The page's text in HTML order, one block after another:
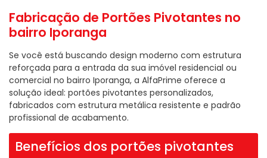
Fabricação de Portões Pivotantes no
bairro Iporanga
Se você está buscando design moderno com estrutura
reforçada para a entrada da sua imóvel residencial ou
comercial no bairro Iporanga, a AlfaPrime oferece a
solução ideal: portões pivotantes personalizados,
fabricados com estrutura metálica resistente e padrão
profissional de acabamento.
Benefícios dos portões pivotantes